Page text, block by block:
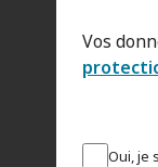
Vos
Oui, je